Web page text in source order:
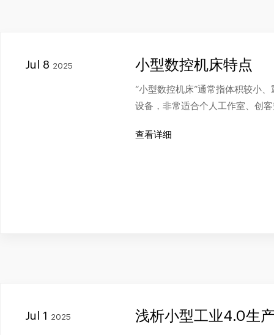
Jul 8 2025 小型数控机床特点
“小型数控机床”通常指体积较小
设备，非常适合个人工作室、创
查看详细
Jul 1 2025 浅析小型工业4.0生